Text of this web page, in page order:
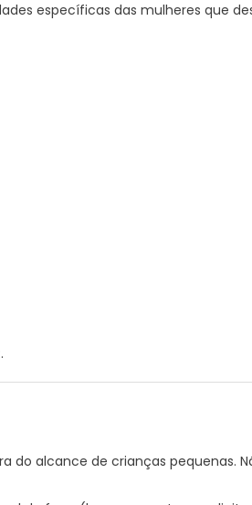
específicas das mulheres que
do alcance de crianças pequenas.